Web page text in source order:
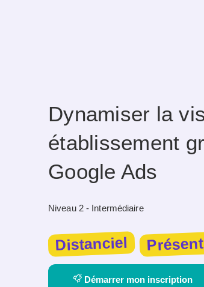
Dynamiser la
établissement
Google Ads
Niveau 2 - Intermédiaire
Distanciel
Démarrer mon inscription